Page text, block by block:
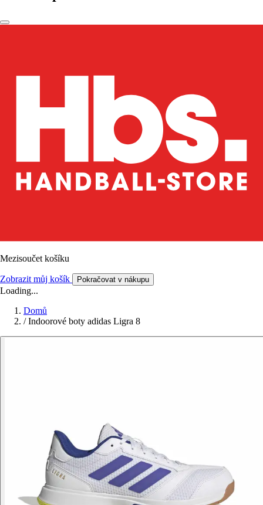
Mezisoučet košíku
Zobrazit můj košík Pokračovat v nákupu
Loading...
Domů
/ Indoorové boty adidas Ligra 8